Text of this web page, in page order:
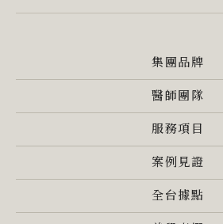
集團品牌
醫師團隊
服務項目
案例見證
全台據點